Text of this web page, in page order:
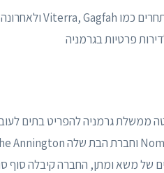
פרטיות בגרמניה
ה-90 החליטה ממשלת גרמניה להפריט